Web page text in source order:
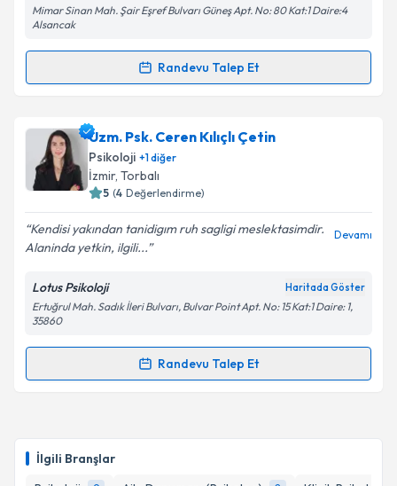
İlgili Branşlar
kapsamda işlenmesini kabul ediyorum.
Mimar Sinan Mah. Şair Eşref Bulvarı Güneş Apt. No: 80 Kat:1 Daire:4
Alsancak
Randevu Talep Et
Randevu Takvimi Talebi
Uzm. Psk. Fatma İşlekiçin randevu takvimi talebi
oluşturun. Size bu uzmandan randevu almanız için bir
takvim hazırlandığında e-posta ile bilgilendireceğiz.
Kişisel verilerimin işlenmesine ilişkin
Aydınlatma
Metni'ni okudum ve kişisel verilerimin belirtilen
Takvim Talebini Gönder
Uzm. Psk. Ceren Kılıçlı Çetin
Psikoloji +1diğer
İzmir, Torbalı
5 (4 Değerlendirme)
Kendisi yakından tanidigım ruh sagligi meslektasimdir.
Alaninda yetkin, ilgili...
Devamı
Lotus Psikoloji Haritada Göster
Ertuğrul Mah. Sadık İleri Bulvarı, Bulvar Point Apt. No: 15 Kat:1 Daire: 1,
35860
Randevu Talep Et
Randevu Takvimi Talebi
için bir takvim hazırlandığında e-posta ile